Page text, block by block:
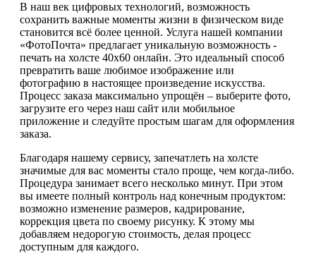
В наш век цифровых технологий, возможность
сохранить важные моменты жизни в физическом виде
становится всё более ценной. Услуга нашей компании
«ФотоПочта» предлагает уникальную возможность -
печать на холсте 40х60 онлайн. Это идеальный способ
превратить ваше любимое изображение или
фотографию в настоящее произведение искусства.
Процесс заказа максимально упрощён – выберите фото,
загрузите его через наш сайт или мобильное
приложение и следуйте простым шагам для оформления
заказа.
Благодаря нашему сервису, запечатлеть на холсте
значимые для вас моменты стало проще, чем когда-либо.
Процедура занимает всего несколько минут. При этом
вы имеете полный контроль над конечным продуктом:
возможно изменение размеров, кадрирование,
коррекция цвета по своему рисунку. К этому мы
добавляем недорогую стоимость, делая процесс
доступным для каждого.